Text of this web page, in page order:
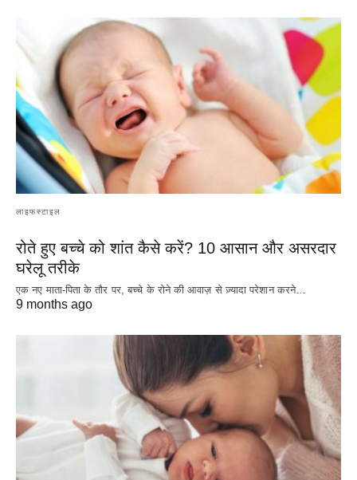
लाइफस्टाइल
रोते हुए बच्चे को शांत कैसे करें? 10 आसान और असरदार
घरेलू तरीके
एक नए माता-पिता के तौर पर, बच्चे के रोने की आवाज़ से ज़्यादा परेशान करने…
9 months ago